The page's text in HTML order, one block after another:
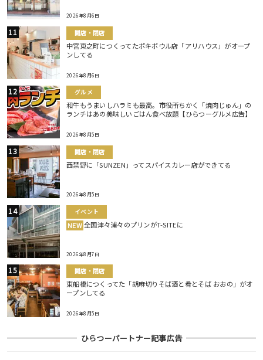
2026年8月6日
開店・閉店
中宮東之町につくってたポキボウル店「アリハウス」がオープ
ンしてる
2026年8月6日
グルメ
和牛もうまいしハラミも最高。市役所ちかく「焼肉じゅん」の
ランチはあの美味しいごはん食べ放題【ひらつーグルメ広告】
2026年8月5日
開店・閉店
西禁野に「SUNZEN」ってスパイスカレー店ができてる
2026年8月5日
イベント
NEW 全国津々浦々のプリンがT-SITEに
2026年8月7日
開店・閉店
東船橋につくってた「胡麻切りそば酒と肴とそば おおの」がオ
ープンしてる
2026年8月5日
ひらつーパートナー記事広告